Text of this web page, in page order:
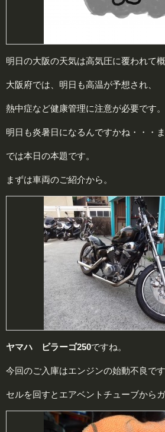
明日の大阪の天気は高気圧に覆われて
大阪府では、明日も高温が予想され、
熱中症など健康管理に注意が必要です。
明日も炎暑日になるんですかね・・・
では本日の本題です。
まずは車両のご紹介から。
ヤマハ ビラーゴ250ですね。
今回のご入庫はエンジンの始動不良です
セルを回すとエアベントチューブから